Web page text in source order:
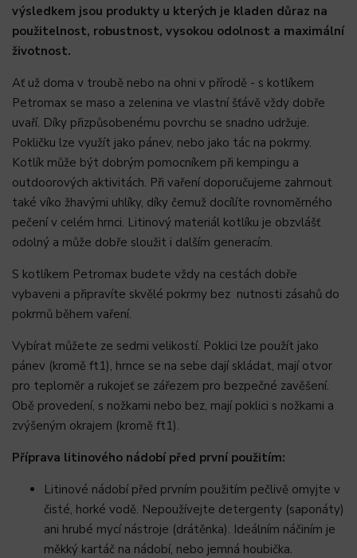
výsledkem jsou produkty u kterých je kladen důraz na
použitelnost, robustnost, vysokou odolnost a maximální
životnost.
Ať už doma v troubě nebo na ohni v přírodě - s kotlíkem
Petromax se maso a zelenina ve vlastní šťávě vždy dobře
uvaří. Díky přizpůsobenému povrchu se snadno udržuje.
Pokličku lze využít jako pánev, nebo jako tác na pokrmy.
Kotlík může být dobrým pomocníkem při kempingu a
outdoorových aktivitách. Při vaření doporučujeme zahrnout
také víko žhavými uhlíky, díky čemuž docílíte rovnoměrného
pečení v celém hrnci. Litinový materiál kotlíku je obzvlášť
odolný a může dobře sloužit i dalším generacím.
S kotlíkem Petromax budete vždy na cestách dobře
vybaveni a připravíte skvělé pokrmy bez nutnosti zásahů do
pokrmů během vaření.
Vybírat můžete ze sedmi velikostí. Poklici lze použít jako
pánev (kromě ft1), hrnce se na sebe dají skládat, mají otvor
pro teploměr a rukojeť se zářezem pro bezpečné zavěšení.
Obě provedení, s nožkami nebo bez, mají poklici s nožkami a
zvýšeným okrajem (kromě ft1).
Příprava litinového nádobí před první použitím:
Litinové nádobí před prvním použitím pečlivě omyjte v
čisté, horké vodě. Nepoužívejte detergenty (saponáty)
ani hrubé mycí nástroje (drátěnka). Ideálním náčiním je
měkký kartáč na nádobí, nebo jemná houbička.